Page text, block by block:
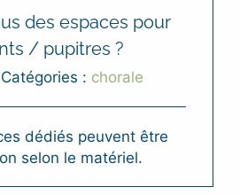
des espaces pour
/ pupitres ?
Catégories : chorale
dédiés peuvent être
selon le matériel.